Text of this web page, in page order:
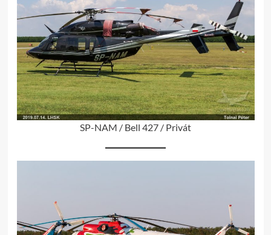
SP-NAM / Bell 427 / Privát